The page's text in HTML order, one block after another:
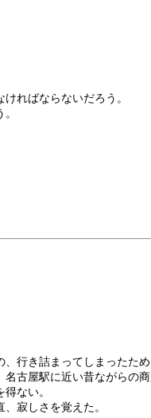
ればならないだろう。
行き詰まってしまったため
古屋駅に近い昔ながらの商
ない。
寂しさを覚えた。